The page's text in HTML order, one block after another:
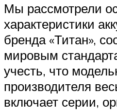
Мы рассмотрели
характеристики
бренда «Титан»,
мировым
учесть, что
производителя
включает серии,